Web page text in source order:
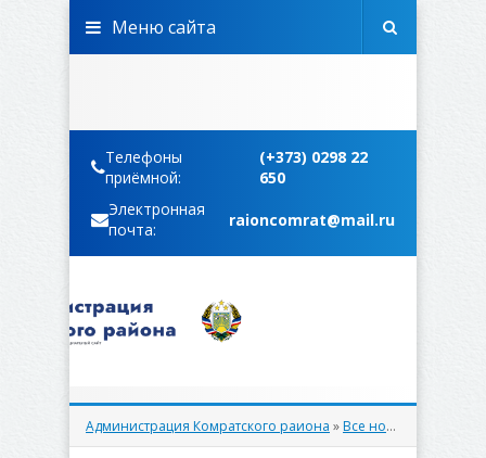
Телефоны
приёмной:
(+373) 0298 22
650
Электронная
почта:
raioncomrat@mail.ru
Меню сайта
Администрация Комратского раиона »Все новости